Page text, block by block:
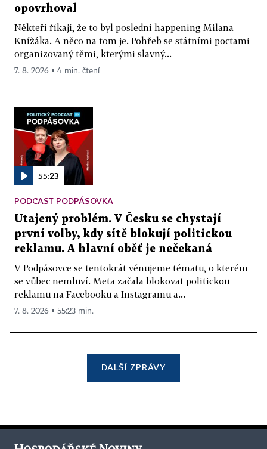
opovrhoval
Někteří říkají, že to byl poslední happening Milana
Knížáka. A něco na tom je. Pohřeb se státními poctami
organizovaný těmi, kterými slavný...
7. 8. 2026 ▪ 4 min. čtení
55:23
PODCAST PODPÁSOVKA
Utajený problém. V Česku se chystají
první volby, kdy sítě blokují politickou
reklamu. A hlavní oběť je nečekaná
V Podpásovce se tentokrát věnujeme tématu, o kterém
se vůbec nemluví. Meta začala blokovat politickou
reklamu na Facebooku a Instagramu a...
7. 8. 2026 ▪ 55:23 min.
DALŠÍ ZPRÁVY